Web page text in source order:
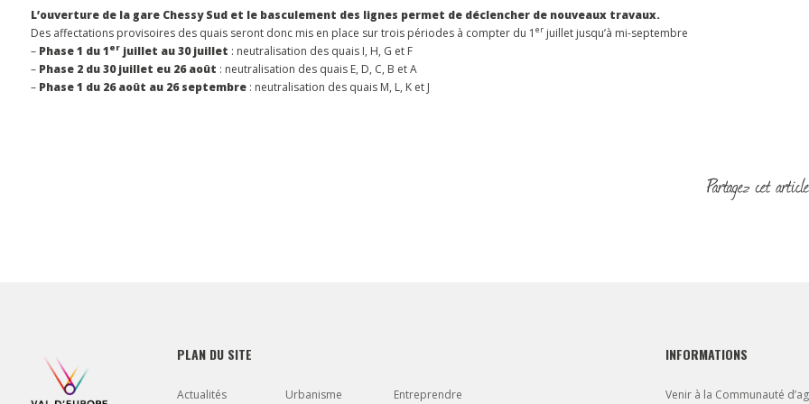
L’ouverture de la gare Chessy Sud et le basculement des lignes permet de déclencher de nouveaux travaux.
Des affectations provisoires des quais seront donc mis en place sur trois périodes à compter du 1 erjuillet jusqu’à mi-septembre
– Phase 1 du 1erjuillet au 30 juillet : neutralisation des quais I, H, G et F
– Phase 2 du 30 juillet eu 26 août : neutralisation des quais E, D, C, B et A
– Phase 1 du 26 août au 26 septembre: neutralisation des quais M, L, K et J
PLAN DU SITE
Actualités Urbanisme Entreprendre
INFORMATIONS
Venir à la Communauté